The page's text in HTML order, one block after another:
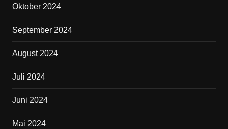
Oktober 2024
September 2024
August 2024
Juli 2024
Juni 2024
Mai 2024